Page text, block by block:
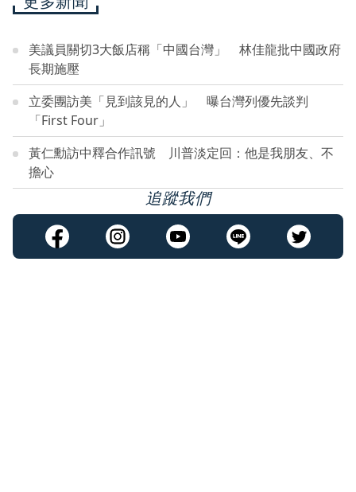
美議員關切3大飯店稱「中國台灣」 林佳龍批中國政府
長期施壓
立委團訪美「見到該見的人」 曝台灣列優先談判
「First Four」
黃仁勳訪中釋合作訊號 川普淡定回：他是我朋友、不
擔心
追蹤我們